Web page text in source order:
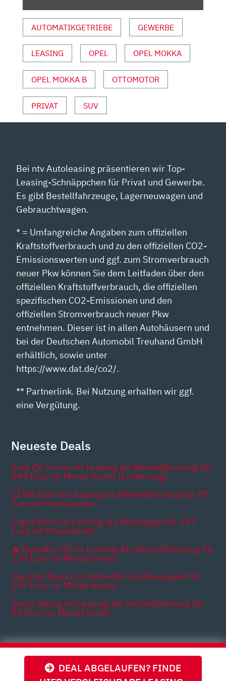
DEAL ABGELAUFEN? FINDE
OPEL
MIT
ANDREAS
MAY“
VON
YOUTUBE
ANZEIGEN
AUTOMATIKGETRIEBE GEWERBE
LEASING OPEL OPEL MOKKA
OPEL MOKKA B OTTOMOTOR
PRIVAT SUV
Bei ntv Autoleasing präsentieren wir Top-
Leasing-Schnäppchen für Privat und Gewerbe.
Es gibt Bestellfahrzeuge, Lagerneuwagen und
Gebrauchtwagen.
* = Umfangreiche Angaben zum offiziellen
Kraftstoffverbrauch und zu den offiziellen CO2-
Emissionswerten und ggf. zum Stromverbrauch
neuer Pkw können Sie dem Leitfaden über den
offiziellen Kraftstoffverbrauch, die offiziellen
spezifischen CO2-Emissionen und den
offiziellen Stromverbrauch neuer Pkw
entnehmen. Dieser ist in allen Autohäusern und
bei der Deutschen Automobil Treuhand GmbH
erhältlich, sowie unter
https://www.dat.de/co2/.
** Partnerlink. Bei Nutzung erhalten wir ggf.
eine Vergütung.
Neueste Deals
Audi Q4 e-tron im Leasing als Bestellfahrzeug für
549 Euro im Monat brutto [Eroberung]
💥 VW Golf im Leasing als Bestellfahrzeug für 87
Euro im Monat netto
Cupra Born im Leasing als Neuwagen für 342
Euro im Monat brutto
🔥 Hyundai i20 im Leasing Als Vorlauffahrzeug für
129 Euro im Monat brutto
Hyundai Bayon im Auto-Abo als Neuwagen für
259 Euro im Monat brutto
Dacia Spring im Leasing als Vorlauffahrzeug für
89 Euro im Monat brutto